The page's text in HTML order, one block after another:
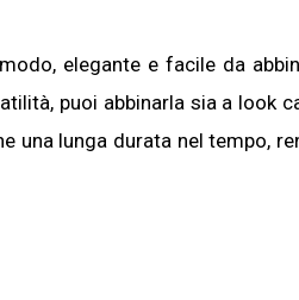
elegante e facile da
puoi abbinarla sia a look
una lunga durata nel tempo,